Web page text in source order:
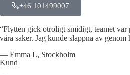
+46 101499007
“Flytten gick otroligt smidigt, teamet var
våra saker. Jag kunde slappna av genom
— Emma L, Stockholm
Kund